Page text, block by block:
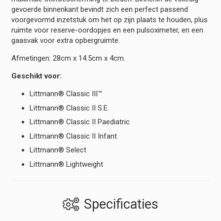
gevoerde binnenkant bevindt zich een perfect passend
voorgevormd inzetstuk om het op zijn plaats te houden, plus
ruimte voor reserve-oordopjes en een pulsoximeter, en een
gaasvak voor extra opbergruimte.
Afmetingen: 28cm x 14.5cm x 4cm.
Geschikt voor:
Littmann® Classic III™
Littmann® Classic II S.E.
Littmann® Classic II Paediatric
Littmann® Classic II Infant
Littmann® Select
Littmann® Lightweight
Specificaties